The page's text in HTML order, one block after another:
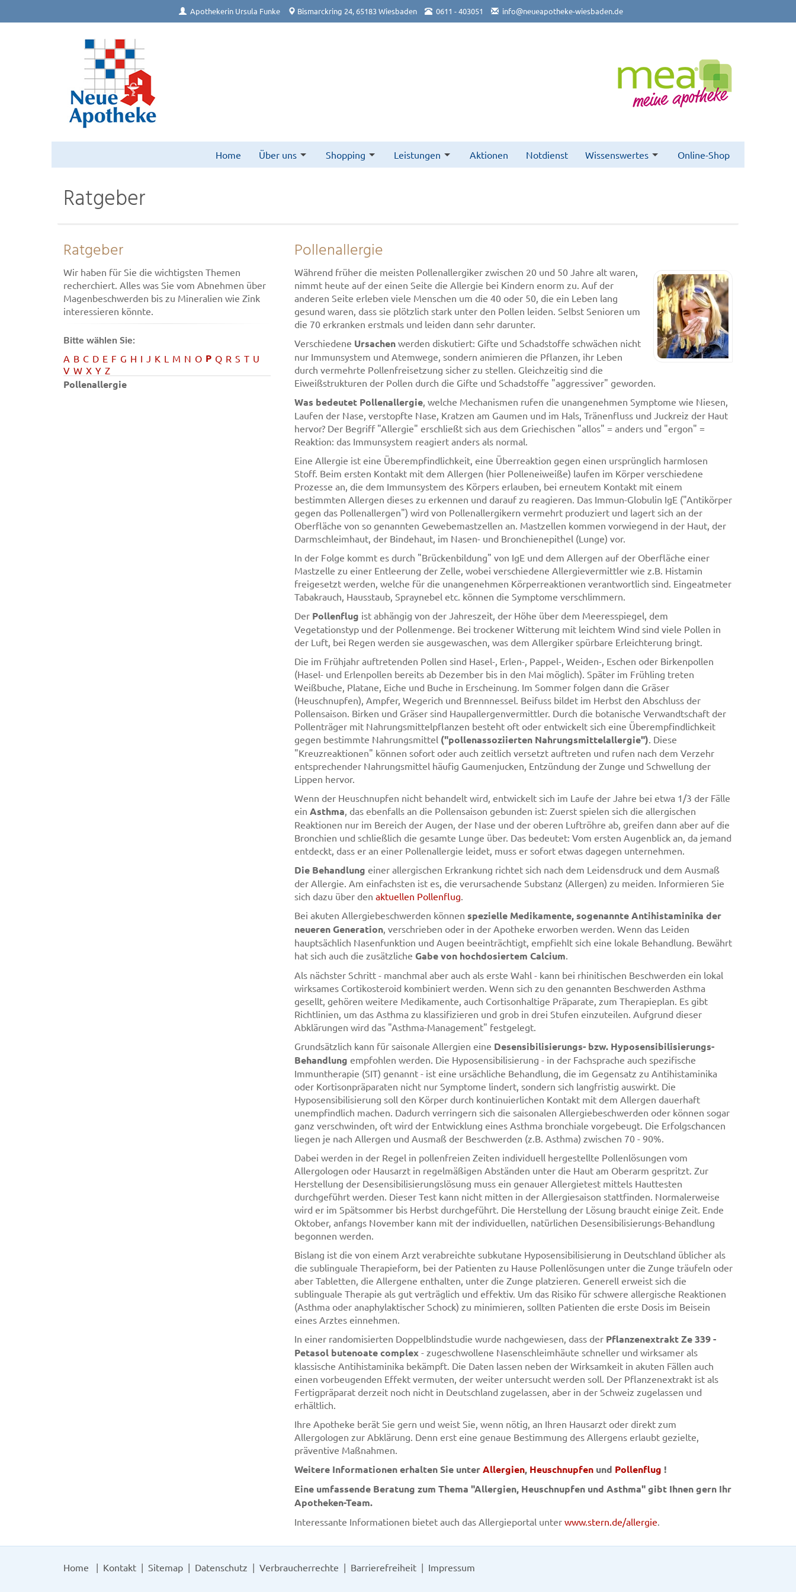
Apothekerin Ursula Funke Bismarckring 24, 65183 Wiesbaden 0611 - 403051 info@neueapotheke-wiesbaden.de
Home Über uns Shopping Leistungen Aktionen Notdienst Wissenswertes Online-Shop
Ratgeber
Ratgeber
Wir haben für Sie die wichtigsten Themen
recherchiert. Alles was Sie vom Abnehmen über
Magenbeschwerden bis zu Mineralien wie Zink
interessieren könnte.
Bitte wählen Sie:
A B C D E F G H I J K L M N O P Q R S T U
V W X Y Z
Pollenallergie
Pollenallergie
Während früher die meisten Pollenallergiker zwischen 20 und 50 Jahre alt waren,
nimmt heute auf der einen Seite die Allergie bei Kindern enorm zu. Auf der
anderen Seite erleben viele Menschen um die 40 oder 50, die ein Leben lang
gesund waren, dass sie plötzlich stark unter den Pollen leiden. Selbst Senioren um
die 70 erkranken erstmals und leiden dann sehr darunter.
Verschiedene Ursachen werden diskutiert: Gifte und Schadstoffe schwächen nicht
nur Immunsystem und Atemwege, sondern animieren die Pflanzen, ihr Leben
durch vermehrte Pollenfreisetzung sicher zu stellen. Gleichzeitig sind die
Eiweißstrukturen der Pollen durch die Gifte und Schadstoffe "aggressiver" geworden.
Was bedeutet Pollenallergie, welche Mechanismen rufen die unangenehmen Symptome wie Niesen,
Laufen der Nase, verstopfte Nase, Kratzen am Gaumen und im Hals, Tränenfluss und Juckreiz der Haut
hervor? Der Begriff "Allergie" erschließt sich aus dem Griechischen "allos" = anders und "ergon" =
Reaktion: das Immunsystem reagiert anders als normal.
Eine Allergie ist eine Überempfindlichkeit, eine Überreaktion gegen einen ursprünglich harmlosen
Stoff. Beim ersten Kontakt mit dem Allergen (hier Polleneiweiße) laufen im Körper verschiedene
Prozesse an, die dem Immunsystem des Körpers erlauben, bei erneutem Kontakt mit einem
bestimmten Allergen dieses zu erkennen und darauf zu reagieren. Das Immun-Globulin IgE ("Antikörper
gegen das Pollenallergen") wird von Pollenallergikern vermehrt produziert und lagert sich an der
Oberfläche von so genannten Gewebemastzellen an. Mastzellen kommen vorwiegend in der Haut, der
Darmschleimhaut, der Bindehaut, im Nasen- und Bronchienepithel (Lunge) vor.
In der Folge kommt es durch "Brückenbildung" von IgE und dem Allergen auf der Oberfläche einer
Mastzelle zu einer Entleerung der Zelle, wobei verschiedene Allergievermittler wie z.B. Histamin
freigesetzt werden, welche für die unangenehmen Körperreaktionen verantwortlich sind. Eingeatmeter
Tabakrauch, Hausstaub, Spraynebel etc. können die Symptome verschlimmern.
Der Pollenflug ist abhängig von der Jahreszeit, der Höhe über dem Meeresspiegel, dem
Vegetationstyp und der Pollenmenge. Bei trockener Witterung mit leichtem Wind sind viele Pollen in
der Luft, bei Regen werden sie ausgewaschen, was dem Allergiker spürbare Erleichterung bringt.
Die im Frühjahr auftretenden Pollen sind Hasel-, Erlen-, Pappel-, Weiden-, Eschen oder Birkenpollen
(Hasel- und Erlenpollen bereits ab Dezember bis in den Mai möglich). Später im Frühling treten
Weißbuche, Platane, Eiche und Buche in Erscheinung. Im Sommer folgen dann die Gräser
(Heuschnupfen), Ampfer, Wegerich und Brennnessel. Beifuss bildet im Herbst den Abschluss der
Pollensaison. Birken und Gräser sind Haupallergenvermittler. Durch die botanische Verwandtschaft der
Pollenträger mit Nahrungsmittelpflanzen besteht oft oder entwickelt sich eine Überempfindlichkeit
gegen bestimmte Nahrungsmittel ("pollenassoziierten Nahrungsmittelallergie"). Diese
"Kreuzreaktionen" können sofort oder auch zeitlich versetzt auftreten und rufen nach dem Verzehr
entsprechender Nahrungsmittel häufig Gaumenjucken, Entzündung der Zunge und Schwellung der
Lippen hervor.
Wenn der Heuschnupfen nicht behandelt wird, entwickelt sich im Laufe der Jahre bei etwa 1/3 der Fälle
ein Asthma, das ebenfalls an die Pollensaison gebunden ist: Zuerst spielen sich die allergischen
Reaktionen nur im Bereich der Augen, der Nase und der oberen Luftröhre ab, greifen dann aber auf die
Bronchien und schließlich die gesamte Lunge über. Das bedeutet: Vom ersten Augenblick an, da jemand
entdeckt, dass er an einer Pollenallergie leidet, muss er sofort etwas dagegen unternehmen.
Die Behandlung einer allergischen Erkrankung richtet sich nach dem Leidensdruck und dem Ausmaß
der Allergie. Am einfachsten ist es, die verursachende Substanz (Allergen) zu meiden. Informieren Sie
sich dazu über den aktuellen Pollenflug.
Bei akuten Allergiebeschwerden können spezielle Medikamente, sogenannte Antihistaminika der
neueren Generation, verschrieben oder in der Apotheke erworben werden. Wenn das Leiden
hauptsächlich Nasenfunktion und Augen beeinträchtigt, empfiehlt sich eine lokale Behandlung. Bewährt
hat sich auch die zusätzliche Gabe von hochdosiertem Calcium.
Als nächster Schritt - manchmal aber auch als erste Wahl - kann bei rhinitischen Beschwerden ein lokal
wirksames Cortikosteroid kombiniert werden. Wenn sich zu den genannten Beschwerden Asthma
gesellt, gehören weitere Medikamente, auch Cortisonhaltige Präparate, zum Therapieplan. Es gibt
Richtlinien, um das Asthma zu klassifizieren und grob in drei Stufen einzuteilen. Aufgrund dieser
Abklärungen wird das "Asthma-Management" festgelegt.
Grundsätzlich kann für saisonale Allergien eine Desensibilisierungs- bzw. Hyposensibilisierungs-
Behandlung empfohlen werden. Die Hyposensibilisierung - in der Fachsprache auch spezifische
Immuntherapie (SIT) genannt - ist eine ursächliche Behandlung, die im Gegensatz zu Antihistaminika
oder Kortisonpräparaten nicht nur Symptome lindert, sondern sich langfristig auswirkt. Die
Hyposensibilisierung soll den Körper durch kontinuierlichen Kontakt mit dem Allergen dauerhaft
unempfindlich machen. Dadurch verringern sich die saisonalen Allergiebeschwerden oder können sogar
ganz verschwinden, oft wird der Entwicklung eines Asthma bronchiale vorgebeugt. Die Erfolgschancen
liegen je nach Allergen und Ausmaß der Beschwerden (z.B. Asthma) zwischen 70 - 90%.
Dabei werden in der Regel in pollenfreien Zeiten individuell hergestellte Pollenlösungen vom
Allergologen oder Hausarzt in regelmäßigen Abständen unter die Haut am Oberarm gespritzt. Zur
Herstellung der Desensibilisierungslösung muss ein genauer Allergietest mittels Hauttesten
durchgeführt werden. Dieser Test kann nicht mitten in der Allergiesaison stattfinden. Normalerweise
wird er im Spätsommer bis Herbst durchgeführt. Die Herstellung der Lösung braucht einige Zeit. Ende
Oktober, anfangs November kann mit der individuellen, natürlichen Desensibilisierungs-Behandlung
begonnen werden.
Bislang ist die von einem Arzt verabreichte subkutane Hyposensibilisierung in Deutschland üblicher als
die sublinguale Therapieform, bei der Patienten zu Hause Pollenlösungen unter die Zunge träufeln oder
aber Tabletten, die Allergene enthalten, unter die Zunge platzieren. Generell erweist sich die
sublinguale Therapie als gut verträglich und effektiv. Um das Risiko für schwere allergische Reaktionen
(Asthma oder anaphylaktischer Schock) zu minimieren, sollten Patienten die erste Dosis im Beisein
eines Arztes einnehmen.
In einer randomisierten Doppelblindstudie wurde nachgewiesen, dass der Pflanzenextrakt Ze 339 -
Petasol butenoate complex - zugeschwollene Nasenschleimhäute schneller und wirksamer als
klassische Antihistaminika bekämpft. Die Daten lassen neben der Wirksamkeit in akuten Fällen auch
einen vorbeugenden Effekt vermuten, der weiter untersucht werden soll. Der Pflanzenextrakt ist als
Fertigpräparat derzeit noch nicht in Deutschland zugelassen, aber in der Schweiz zugelassen und
erhältlich.
Ihre Apotheke berät Sie gern und weist Sie, wenn nötig, an Ihren Hausarzt oder direkt zum
Allergologen zur Abklärung. Denn erst eine genaue Bestimmung des Allergens erlaubt gezielte,
präventive Maßnahmen.
Weitere Informationen erhalten Sie unterAllergien, Heuschnupfen und Pollenflug !
Eine umfassende Beratung zum Thema "Allergien, Heuschnupfen und Asthma" gibt Ihnen gern Ihr
Apotheken-Team.
Interessante Informationen bietet auch das Allergieportal unter www.stern.de/allergie.
Home Kontakt Sitemap Datenschutz Verbraucherrechte Barrierefreiheit Impressum